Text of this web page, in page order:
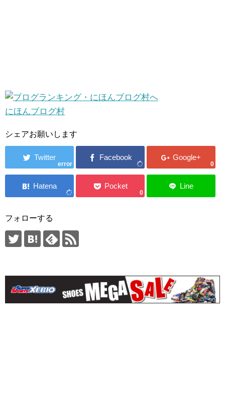
にほんブログ村
シェアお願いします
error 0
0
フォローする